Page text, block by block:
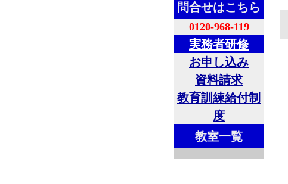
問合せはこちら
0120-968-119
実務者研修
お申し込み
資料請求
教育訓練給付制
度
教室一覧